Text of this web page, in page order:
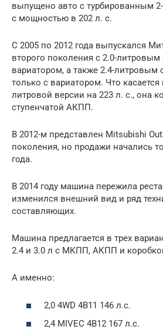
выпущено авто с турбированным
с мощностью в 202 л. с.
С 2005 по 2012 года выпускался
второго поколения с 2.0-
вариатором, а также 2.4-
только с вариатором. Что
литровой версии на 223 л. с., она
ступенчатой АКПП.
В 2012-м представлен Mitsubishi
поколения, но продажи начались
года.
В 2014 году машина пережила
изменился внешний вид и ряд
составляющих.
Машина предлагается в трех
2.4 и 3.0 л с МКПП, АКПП и
А именно:
2,0 4WD 4B11 146 л.с.
2,4 MIVEC 4B12 167 л.с.